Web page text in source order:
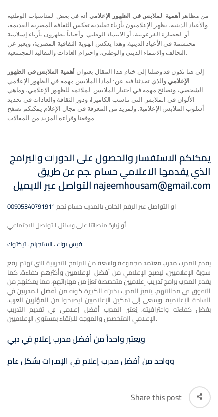
من مظاهر أهمية الملابس في الظهور الإعلامي أنه في بعض المناسبات الوطنية
والأعياد الدينية، يظهر الإعلاميون بأزياء تقليدية تعكس الثقافة المصرية القديمة،
أو الحضارة الفرعونية، أو الانتماء الوطني. وأحياناً يظهرون بأزياء إسلامية
محتشمة في الأعياد الدينية. وهذا يعكس الهوية الثقافية المصرية، ويعبر عن
إلى هنا نكون قد وصلنا إلى ختام هذا المقال بعنوان أهمية الملابس في الظهور
الإعلامي والذي تحدثنا فيه عن: لماذا الملابس مهمة في الظهور الإعلامي
الشخصي، ونصائح مهمة في اختيار الملابس الملائمة للظهور الإعلامي، وماهي
الألوان في الملابس التي تناسب الكاميرا، ودور الثقافة والعادات في تحديد
أسلوب الملابس الإعلامية. ولمزيد من المعرفة في مجال الإعلام يمكنكم تصفح
يمكنكم الاستفسار والحصول على الدورات والبرامج
الذي يقدمها الاعلامي حسام نجم عن طريق
التواصلعبر الايميل najeemhousam@gmail.com
او التواصل عبر الرقم الخاص بالمدرب حسام نجم 00905340791911
أو زيارة منصاتنا على وسائل التواصل الاجتماعي
فيس بوك،انستجرام،تيكتوك
يقدم المدربمدرب معتمدمجموعة واسعة من البرامج التدريبية التي تهتم برفع
سوية الإعلاميين، ليصبح الإعلامي من أفضل الإعلاميينوأكثرهم كفاءة. كما
يقدم المدرب برامجتدريب إعلاميينمتخصصة تعزز من مهاراتهم، مما يمكنهم من
التفوق في مجالاتهم. يتميز المدرب بخبرته الكبيرة كونه من أفضل المدربينفي
الساحة الإعلامية، ويسعى إلى تمكين الإعلاميين ليصبحوا من المؤثرين العرب.
بفضل كفاءته واحترافيته، يُعتبر المدرب أفضل إعلاميفي تقديم التدريب
الإعلامي المتخصص والموجه للارتقاء بمستوى الإعلاميين.
ويعتبر واحداً من أفضل مدرب إعلام في دبي
وواحد من أفضل مدرب إعلام في الإمارات بشكل عام
Share this post